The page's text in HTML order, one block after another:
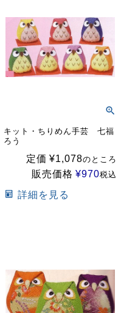
キット・ちりめん手芸 七福
ろう
定価 ¥1,078のところ
販売価格 ¥970税込
詳細を見る